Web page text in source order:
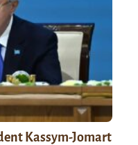
Kassym-Jomart